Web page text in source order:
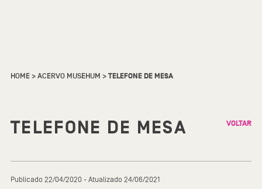
HOME>ACERVO MUSEHUM >TELEFONE DE MESA
TELEFONE DE MESA VOLTAR
Publicado 22/04/2020 - Atualizado 24/06/2021